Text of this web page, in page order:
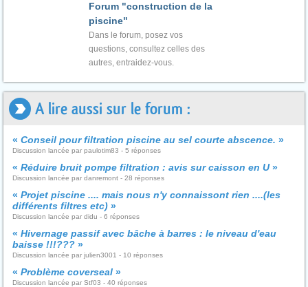
Forum "construction de la
piscine"
Dans le forum, posez vos
questions, consultez celles des
autres, entraidez-vous.
A lire aussi sur le forum :
« Conseil pour filtration piscine au sel courte abscence. »
Discussion lancée par paulotim83 - 5 réponses
« Réduire bruit pompe filtration : avis sur caisson en U»
Discussion lancée par danremont - 28 réponses
« Projet piscine .... mais nous n'y connaissont rien ....(les
différents filtres etc) »
Discussion lancée par didu - 6 réponses
« Hivernage passif avec bâche à barres : le niveau d'eau
baisse !!!??? »
Discussion lancée par julien3001 - 10 réponses
« Problème coverseal »
Discussion lancée par Stf03 - 40 réponses